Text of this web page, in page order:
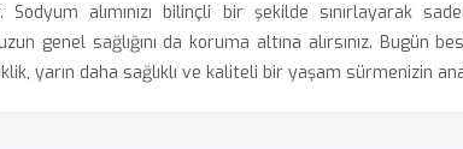
Sodyum alımınızı bilinçli bir şekilde sınırlayarak
genel sağlığını da koruma altına alırsınız. Bugün
yarın daha sağlıklı ve kaliteli bir yaşam sürmenizin